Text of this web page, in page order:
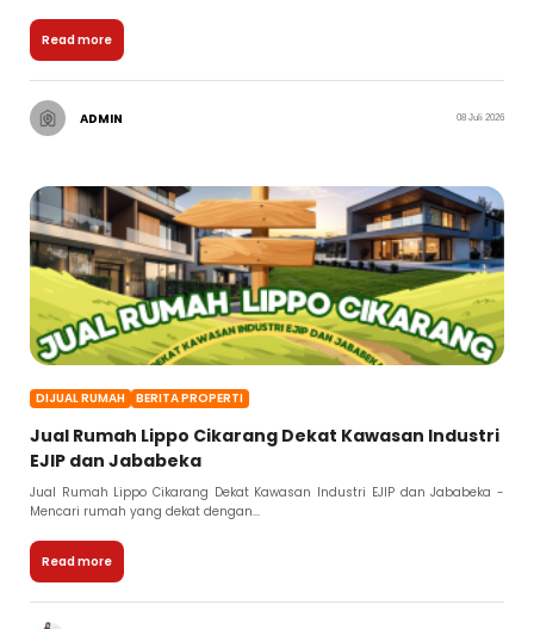
Read more
ADMIN 08 Juli 2026
DIJUAL RUMAH BERITA PROPERTI
Jual Rumah Lippo Cikarang Dekat Kawasan Industri
EJIP dan Jababeka
Jual Rumah Lippo Cikarang Dekat Kawasan Industri EJIP dan Jababeka -
Mencari rumah yang dekat dengan...
Read more